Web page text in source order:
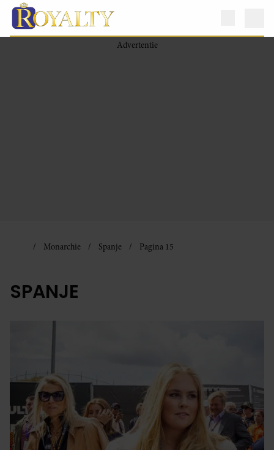
Monarchie Spanje Pagina 15
SPANJE